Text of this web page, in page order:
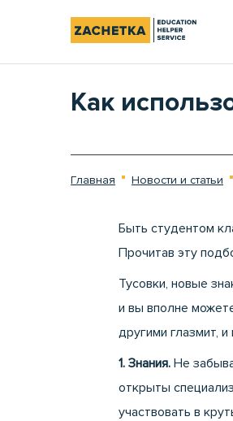
Как
Главная Новости и статьи
Быть студентом
Прочитав эту
Тусовки, новые
и вы вполне
другими глазмит,
1. Знания.Не
открыты
участвовать в